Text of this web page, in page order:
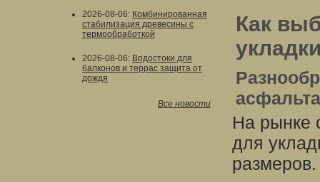
2026-08-06: Комбинированная
стабилизация древесины с
термообработкой
2026-08-06: Водостоки для
балконов и террас защита от
дождя
Все новости
Как
асфальта
На рынке
для